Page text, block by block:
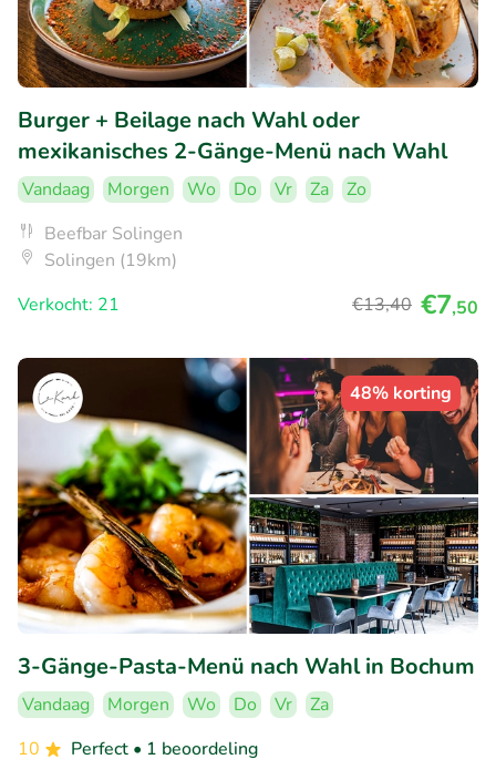
Burger + Beilage nach Wahl oder
mexikanisches 2-Gänge-Menü nach Wahl
Vandaag Morgen Wo Do Vr Za
Zo
Beefbar Solingen
Solingen (19km)
Verkocht: 21
€13,40 €7,50
48% korting
3-Gänge-Pasta-Menü nach Wahl in Bochum
Vandaag Morgen Wo Do Vr
Za
10
Perfect • 1 beoordeling